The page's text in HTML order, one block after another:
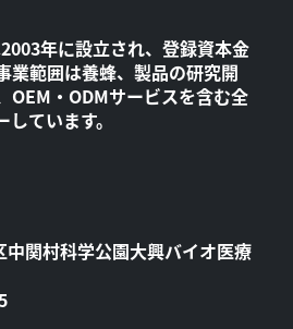
年に設立され、登録資本金
業範囲は養蜂、製品の研究開
OEM・ODMサービスを含む全
ています。
中関村科学公園大興バイオ医療